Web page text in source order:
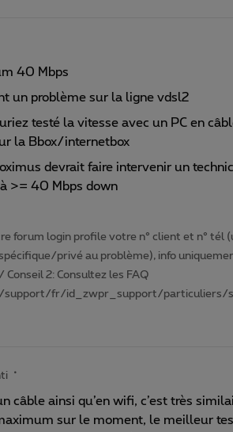
40 Mbps
un problème sur la ligne vdsl2
testé la vitesse avec un PC en
la Bbox/internetbox
devrait faire intervenir un
>= 40 Mbps down
forum login profile votre n° client et n° tél
privé au problème), info
2: Consultez les FAQ
support/fr/id_zwpr_support/particuliers/
câble ainsi qu’en wifi, c’est très
sur le moment, le meilleur